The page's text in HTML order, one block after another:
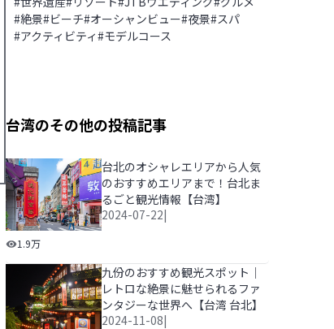
#絶景#ビーチ#オーシャンビュー#夜景#スパ
#アクティビティ#モデルコース
台湾のその他の投稿記事
台北のオシャレエリアから人気のおすすめエリアまで
1.9万
台北のオシャレエリアから人気
のおすすめエリアまで！台北ま
るごと観光情報【台湾】
2024-07-22|
九份のおすすめ観光スポット｜
レトロな絶景に魅せられるファ
ンタジーな世界へ【台湾 台北】
2024-11-08|